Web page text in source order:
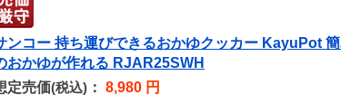
ンコー 持ち運びできるおかゆクッカー KayuPot
おかゆが作れる RJAR25SWH
定売価(税込) ： 8,980 円